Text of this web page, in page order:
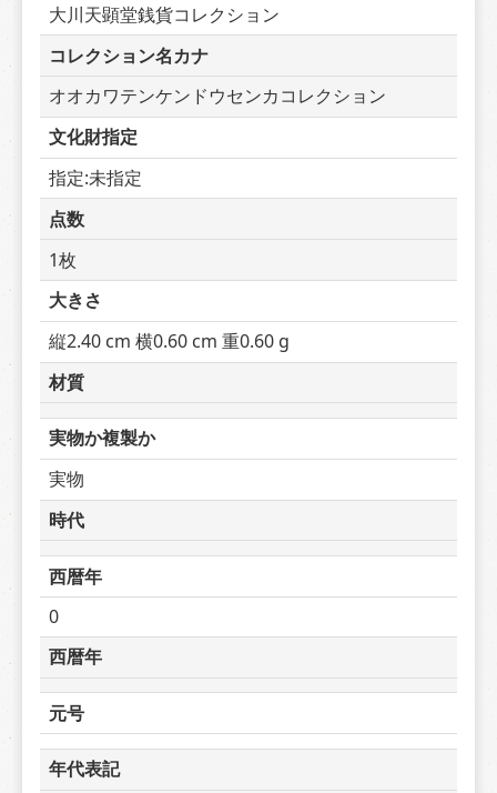
大川天顕堂銭貨コレクション
コレクション名カナ
オオカワテンケンドウセンカコレクション
文化財指定
指定:未指定
点数
1枚
大きさ
縦2.40 cm 横0.60 cm 重0.60 g
材質
実物か複製か
実物
時代
西暦年
0
西暦年
元号
年代表記